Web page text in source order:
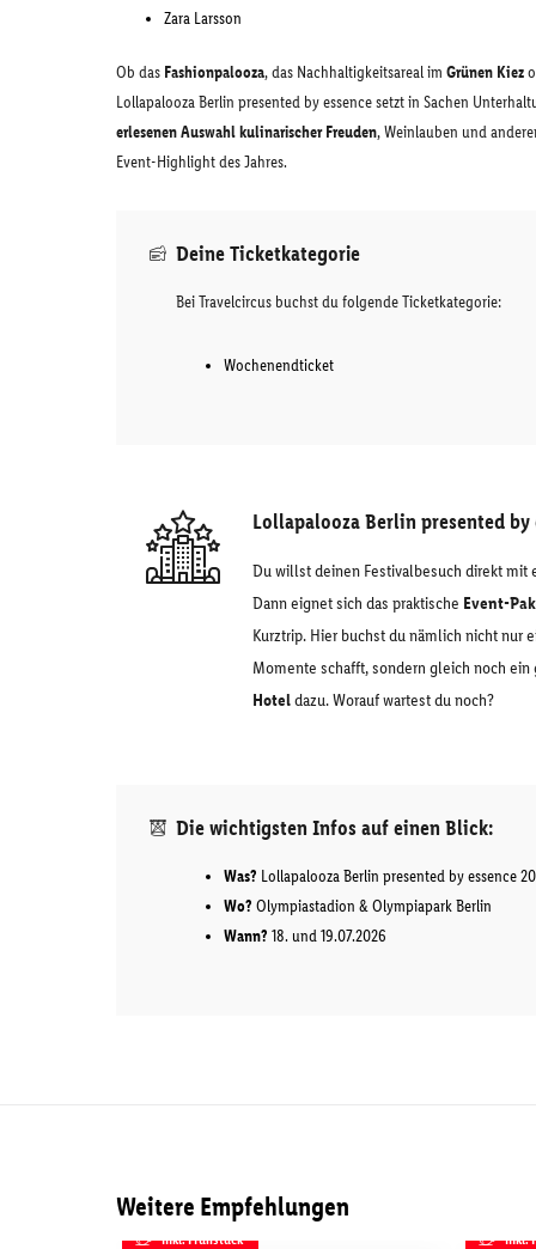
Zara Larsson
Ob das Fashionpalooza, das Nachhaltigkeitsareal im Grünen Kiez
Lollapalooza Berlin presented by essence setzt in Sachen
erlesenen Auswahl kulinarischer Freuden, Weinlauben und
Event-Highlight des Jahres.
Deine Ticketkategorie
Bei Travelcircus buchst du folgende Ticketkategorie:
Wochenendticket
Lollapalooza Berlin presented by
Du willst deinen Festivalbesuch direkt mit
Dann eignet sich das praktische Event-
Kurztrip. Hier buchst du nämlich nicht nur
Momente schafft, sondern gleich noch
Hoteldazu. Worauf wartest du noch?
Die wichtigsten Infos auf einen Blick:
Was? Lollapalooza Berlin presented by essence
Wo? Olympiastadion & Olympiapark Berlin
Wann? 18. und 19.07.2026
Weitere Empfehlungen
inkl. Frühstück inkl.